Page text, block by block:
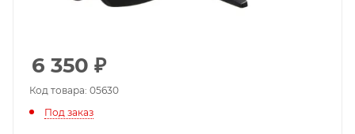
6 350 ₽
Код товара: 05630
Под заказ